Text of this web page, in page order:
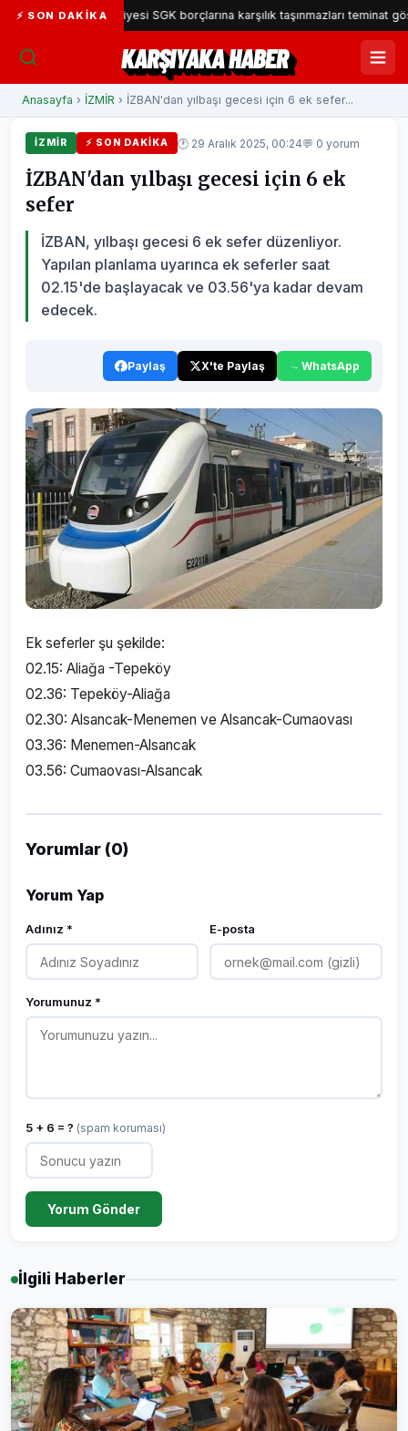
⚡ SON DAKIKA
Belediyesi SGK borçlarına karşılık taşınmazları teminat gösterecek
KARŞIYAKA HABER
Anasayfa › İZMİR › İZBAN'dan yılbaşı gecesi için 6 ek sefer...
İZMİR ⚡ SON DAKIKA 🕐 29 Aralık 2025, 00:24💬 0 yorum
İZBAN'dan yılbaşı gecesi için 6 ek
sefer
İZBAN, yılbaşı gecesi 6 ek sefer düzenliyor.
Yapılan planlama uyarınca ek seferler saat
02.15'de başlayacak ve 03.56'ya kadar devam
edecek.
Paylaş X'te Paylaş WhatsApp
Ek seferler şu şekilde:
02.15: Aliağa -Tepeköy
02.36: Tepeköy-Aliağa
02.30: Alsancak-Menemen ve Alsancak-Cumaovası
03.36: Menemen-Alsancak
03.56: Cumaovası-Alsancak
Yorumlar (0)
Yorum Yap
Adınız * E-posta
Yorumunuz *
5 + 6 = ? (spam koruması)
Yorum Gönder
İlgili Haberler